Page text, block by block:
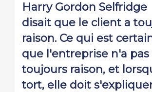
Harry Gordon Selfridge
disait que le client a
raison. Ce qui est
que l'entreprise n'a pas
toujours raison, et
tort, elle doit